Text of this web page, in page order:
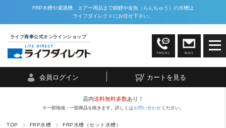
FRP水槽や濾過槽、エアー用品まで錦鯉や金魚（らんちゅう）の水槽は
ライフダイレクトにお任せ下さい。
ライフ商事公式オンラインショップ
会員ログイン カートを見る
店内送料無料多数あり！
※一部地域・一部商品を除きます。詳しくは お問い合わせ ください。
TOP FRP水槽 FRP水槽（セット水槽）